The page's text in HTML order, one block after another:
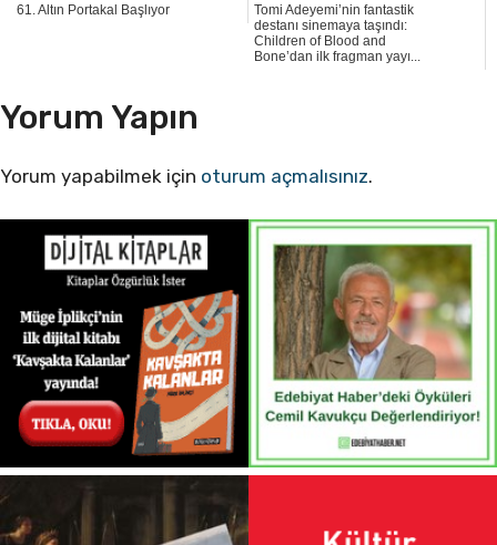
61. Altın Portakal Başlıyor
Tomi Adeyemi’nin fantastik
destanı sinemaya taşındı:
Children of Blood and
Bone’dan ilk fragman yayı...
Yorum Yapın
Yorum yapabilmek için oturum açmalısınız.